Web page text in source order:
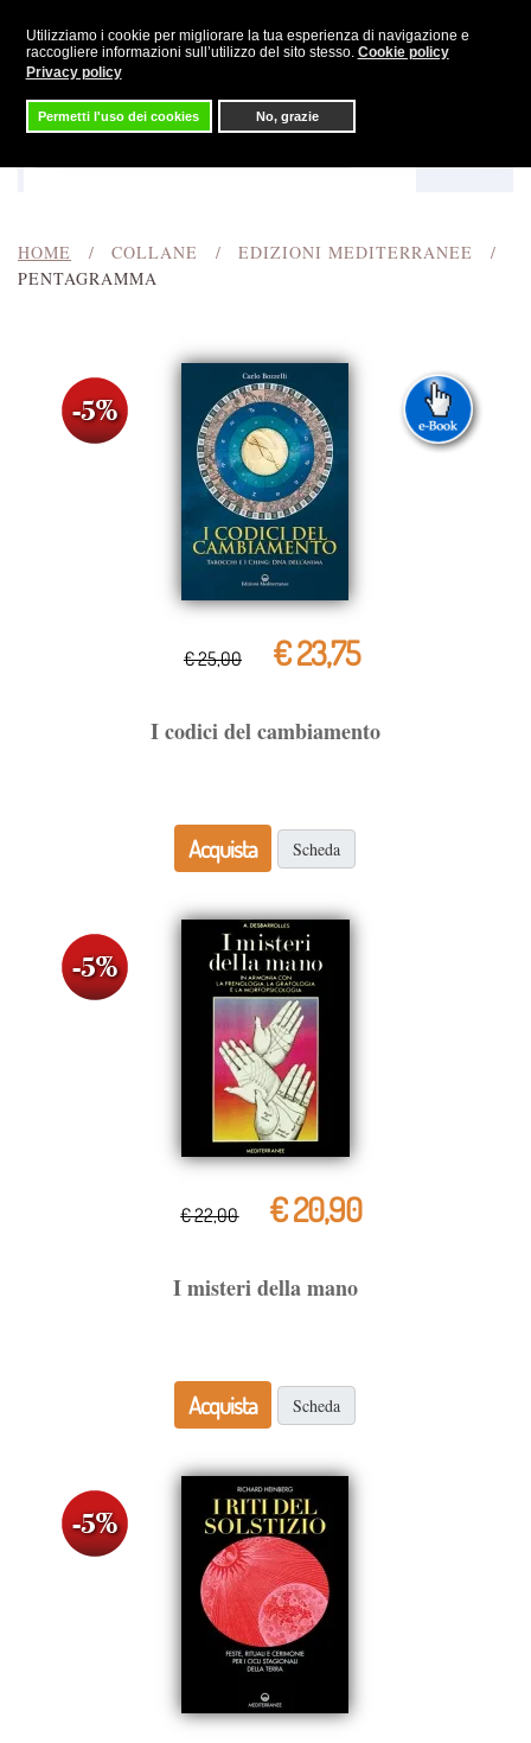
Utilizziamo i cookie per migliorare la tua esperienza di navigazione e
raccogliere informazioni sull’utilizzo del sito stesso. Cookie policy
Privacy policy
Permetti l'uso dei cookies No, grazie
Skip to main content
HOME COLLANE
EDIZIONI MEDITERRANEE
PENTAGRAMMA
€ 25,00 € 23,75
I codici del cambiamento
Acquista Scheda
€ 22,00 € 20,90
I misteri della mano
Acquista Scheda